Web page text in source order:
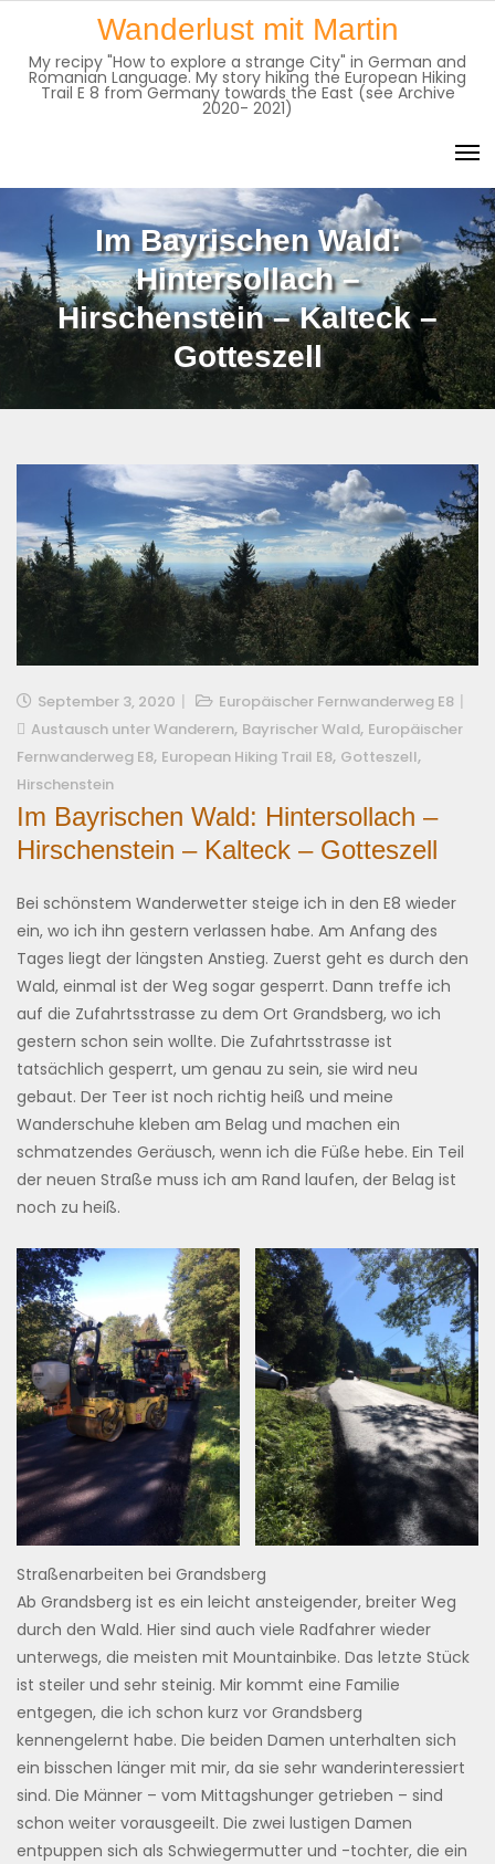
content
Wanderlust mit Martin
My recipy "How to explore a strange City" in German and
Romanian Language. My story hiking the European Hiking
Trail E 8 from Germany towards the East (see Archive
2020- 2021)
Im Bayrischen Wald:
Hintersollach –
Hirschenstein – Kalteck –
Gotteszell
September 3, 2020
Europäischer Fernwanderweg E8
Austausch unter Wanderern, Bayrischer Wald, Europäischer
Fernwanderweg E8, European Hiking Trail E8, Gotteszell,
Hirschenstein
Im Bayrischen Wald: Hintersollach –
Hirschenstein – Kalteck – Gotteszell
Bei schönstem Wanderwetter steige ich in den E8 wieder
ein, wo ich ihn gestern verlassen habe. Am Anfang des
Tages liegt der längsten Anstieg. Zuerst geht es durch den
Wald, einmal ist der Weg sogar gesperrt. Dann treffe ich
auf die Zufahrtsstrasse zu dem Ort Grandsberg, wo ich
gestern schon sein wollte. Die Zufahrtsstrasse ist
tatsächlich gesperrt, um genau zu sein, sie wird neu
gebaut. Der Teer ist noch richtig heiß und meine
Wanderschuhe kleben am Belag und machen ein
schmatzendes Geräusch, wenn ich die Füße hebe. Ein Teil
der neuen Straße muss ich am Rand laufen, der Belag ist
noch zu heiß.
Straßenarbeiten bei Grandsberg
Ab Grandsberg ist es ein leicht ansteigender, breiter Weg
durch den Wald. Hier sind auch viele Radfahrer wieder
unterwegs, die meisten mit Mountainbike. Das letzte Stück
ist steiler und sehr steinig. Mir kommt eine Familie
entgegen, die ich schon kurz vor Grandsberg
kennengelernt habe. Die beiden Damen unterhalten sich
ein bisschen länger mit mir, da sie sehr wanderinteressiert
sind. Die Männer – vom Mittagshunger getrieben – sind
schon weiter vorausgeeilt. Die zwei lustigen Damen
entpuppen sich als Schwiegermutter und -tochter, die ein